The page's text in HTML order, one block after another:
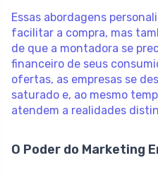
Essas abordagens
facilitar a compra, mas
de que a montadora se
financeiro de seus
ofertas, as empresas se
saturado e, ao mesmo
atendem a realidades
O Poder do Marketing